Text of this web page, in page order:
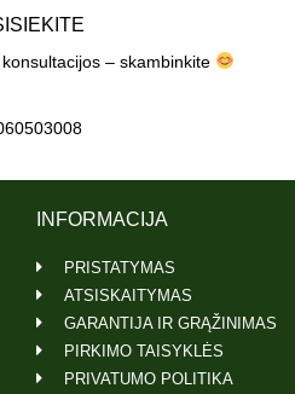
– skambinkite
INFORMACIJA
PRISTATYMAS
ATSISKAITYMAS
GARANTIJA IR GRĄŽINIMAS
PIRKIMO TAISYKLĖS
PRIVATUMO POLITIKA